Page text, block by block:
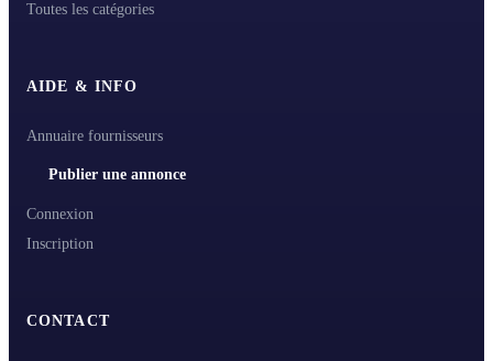
Toutes les catégories
AIDE & INFO
Annuaire fournisseurs
Publier une annonce
Connexion
Inscription
CONTACT